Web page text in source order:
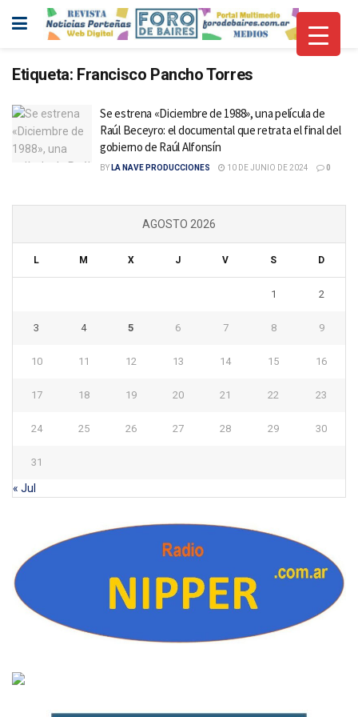
Etiqueta: Francisco Pancho Torres
Se estrena «Diciembre de 1988», una película de
Raúl Beceyro: el documental que retrata el final del
gobierno de Raúl Alfonsín
BY LA NAVE PRODUCCIONES 10 DE JUNIO DE 2024 0
AGOSTO 2026
L M X J V S D
1 2
3 4 5 6 7 8 9
10 11 12 13 14 15 16
17 18 19 20 21 22 23
24 25 26 27 28 29 30
31
« Jul